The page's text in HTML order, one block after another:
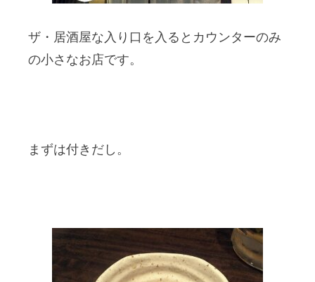
ザ・居酒屋な入り口を入るとカウンターのみ
の小さなお店です。
まずは付きだし。